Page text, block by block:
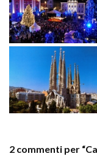
2 commenti per “